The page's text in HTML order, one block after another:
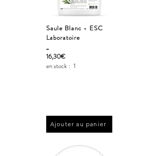
Saule Blanc - ESC
Laboratoire
_
16,30€
en stock : 1
Ajouter au panier